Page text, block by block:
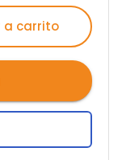
a carrito